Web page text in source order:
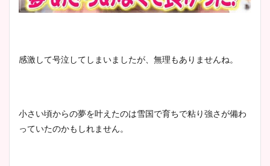
感激して号泣してしまいましたが、無理もありませんね。
小さい頃からの夢を叶えたのは雪国で育ちで粘り強さが備わ
っていたのかもしれません。